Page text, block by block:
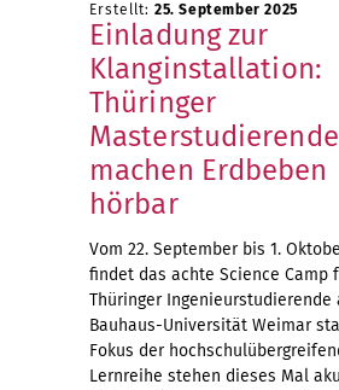
Erstellt: 25. September 2025
Einladung zur
Klanginstallation:
Thüringer
Masterstudierende
machen Erdbeben
hörbar
Vom 22. September bis 1.
findet das achte Science Camp
Thüringer Ingenieurstudierende
Bauhaus-Universität Weimar
Fokus der
Lernreihe stehen dieses Mal